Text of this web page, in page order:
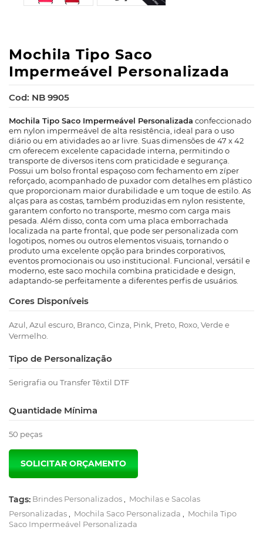
Mochila Tipo Saco
Impermeável Personalizada
Cod: NB 9905
Mochila Tipo Saco Impermeável Personalizada confeccionado
em nylon impermeável de alta resistência, ideal para o uso
diário ou em atividades ao ar livre. Suas dimensões de 47 x 42
cm oferecem excelente capacidade interna, permitindo o
transporte de diversos itens com praticidade e segurança.
Possui um bolso frontal espaçoso com fechamento em zíper
reforçado, acompanhado de puxador com detalhes em plástico
que proporcionam maior durabilidade e um toque de estilo. As
alças para as costas, também produzidas em nylon resistente,
garantem conforto no transporte, mesmo com carga mais
pesada. Além disso, conta com uma placa emborrachada
localizada na parte frontal, que pode ser personalizada com
logotipos, nomes ou outros elementos visuais, tornando o
produto uma excelente opção para brindes corporativos,
eventos promocionais ou uso institucional. Funcional, versátil e
moderno, este saco mochila combina praticidade e design,
adaptando-se perfeitamente a diferentes perfis de usuários.
Cores Disponíveis
Azul, Azul escuro, Branco, Cinza, Pink, Preto, Roxo, Verde e
Vermelho.
Tipo de Personalização
Serigrafia ou Transfer Têxtil DTF
Quantidade Mínima
50 peças
Tags: Brindes Personalizados
Mochilas e Sacolas
Personalizadas
Mochila Saco Personalizada
Mochila Tipo
Saco Impermeável Personalizada